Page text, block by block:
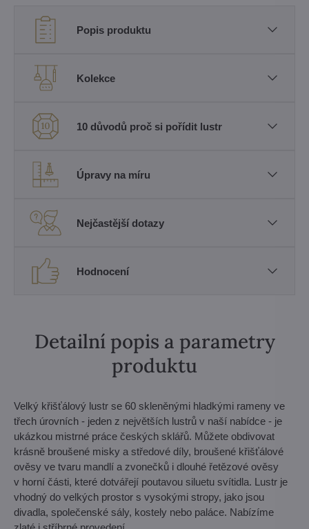
Popis produktu
Kolekce
10 důvodů proč si pořídit lustr
Úpravy na míru
Nejčastější dotazy
Hodnocení
Detailní popis a parametry
produktu
Velký křišťálový lustr se 60 skleněnými hladkými rameny ve
třech úrovních - jeden z největších lustrů v naší nabídce - je
ukázkou mistrné práce českých sklářů. Můžete obdivovat
krásně broušené misky a středové díly, broušené křišťálové
ověsy ve tvaru mandlí a zvonečků i dlouhé řetězové ověsy
v horní části, které dotvářejí poutavou siluetu svítidla. Lustr je
vhodný do velkých prostor s vysokými stropy, jako jsou
divadla, společenské sály, kostely nebo paláce. Nabízíme